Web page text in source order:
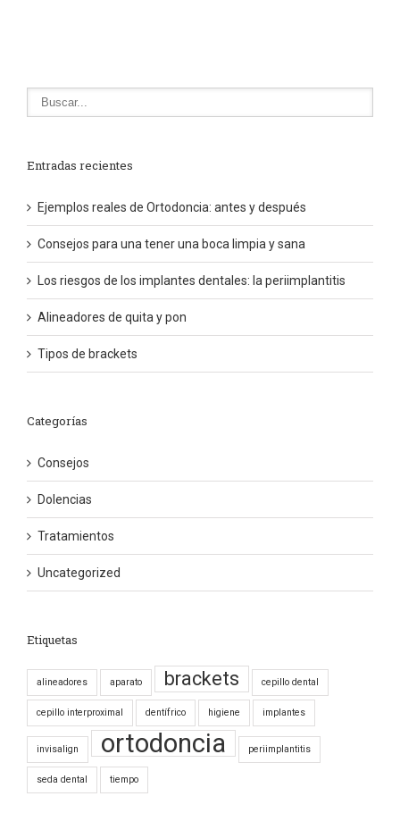
Entradas recientes
Ejemplos reales de Ortodoncia: antes y después
Consejos para una tener una boca limpia y sana
Los riesgos de los implantes dentales: la periimplantitis
Alineadores de quita y pon
Tipos de brackets
Categorías
Consejos
Dolencias
Tratamientos
Uncategorized
Etiquetas
alineadores aparato brackets cepillo dental
cepillo interproximal dentífrico higiene implantes
invisalign ortodoncia periimplantitis
seda dental tiempo